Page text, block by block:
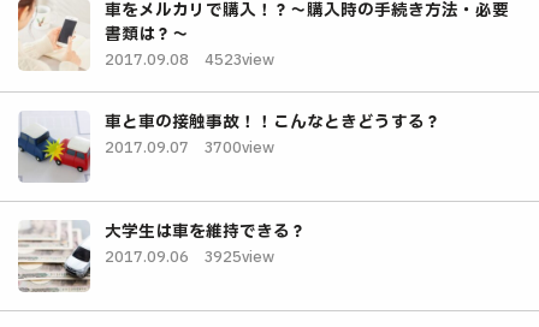
車をメルカリで購入！？～購入時の手続き方法・必要
書類は？～
2017.09.08 4523view
車と車の接触事故！！こんなときどうする？
2017.09.07 3700view
大学生は車を維持できる？
2017.09.06 3925view